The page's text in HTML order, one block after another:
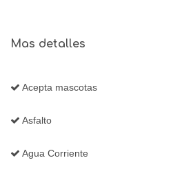
Mas detalles
Acepta mascotas
Asfalto
Agua Corriente